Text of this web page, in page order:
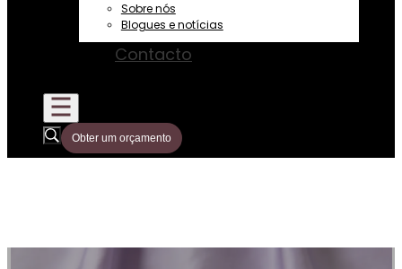
Sobre nós
Blogues e notícias
Contacto
Obter um orçamento